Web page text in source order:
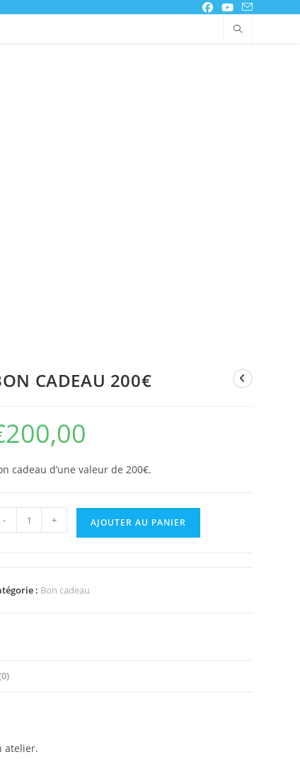
CADEAU 200€
200,00
cadeau d’une valeur de 200€.
- + AJOUTER AU PANIER
: Bon cadeau
atelier.